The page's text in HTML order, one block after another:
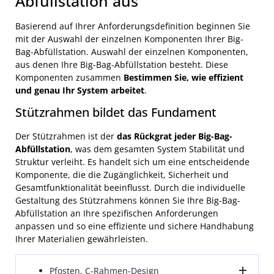
Arbeitszyklen eingehalten werden können
für die Bediener mit sich zu bringen.
können sogar zwei Säcke übereinander im Füller
Staplertransport und Zeitaufwand für den Aufbau
eines Doppelstapels. Sicherheitshinweis: Big-Bags
sollten niemals ohne die Unterstützung des Big-Bag-
Herstellers und der Big-Bag-Ausrüstung gestapelt
werden. Beim Stapeln von Schüttgutsäcken ist eine
maximale Verdichtung erforderlich. Tests vor der
Systemimplementierung sind entscheidend, um einen
Basierend auf Ihrer Anforderungsdefinition beginnen Sie
mit der Auswahl der einzelnen Komponenten Ihrer Big-
Bag-Abfüllstation. Auswahl der einzelnen Komponenten,
aus denen Ihre Big-Bag-Abfüllstation besteht. Diese
Komponenten zusammen Bestimmen Sie, wie effizient
und genau Ihr System arbeitet.
Stützrahmen bildet das Fundament
Der Stützrahmen ist der das Rückgrat jeder Big-Bag-
Abfüllstation, was dem gesamten System Stabilität und
Struktur verleiht. Es handelt sich um eine entscheidende
Komponente, die die Zugänglichkeit, Sicherheit und
Gesamtfunktionalität beeinflusst. Durch die individuelle
Gestaltung des Stützrahmens können Sie Ihre Big-Bag-
Abfüllstation an Ihre spezifischen Anforderungen
anpassen und so eine effiziente und sichere Handhabung
Ihrer Materialien gewährleisten.
Pfosten, C-Rahmen-Design